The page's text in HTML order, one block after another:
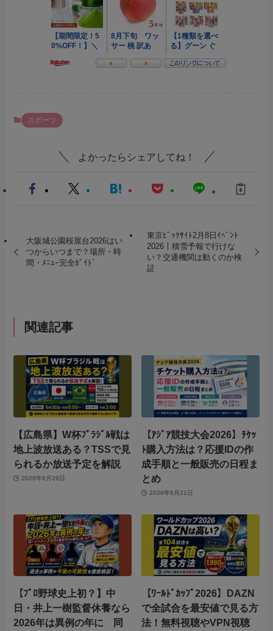
スポーツ
よかったらシェアしてね！
大阪城公園桜屋台2026はい
つからいつまで？場所・時
間・ﾒﾆｭｰ完全ｶﾞｲﾄﾞ
東京ﾋﾞｯｸｻｲﾄ2月8日ｲﾍﾞﾝﾄ
2026｜積雪予報で行けな
い？交通機関は動くのか検
証
関連記事
【広島県】W杯ﾌﾞﾗｼﾞﾙ戦は
地上波放送ある？TSSで見
られるか放送予定を解説
2026年6月29日
【ｱｼﾞｱ競技大会2026】ﾁｹｯ
ﾄ購入方法は？応援IDの作
成手順と一般販売の日程ま
とめ
2026年6月21日
【ﾌﾟﾛ野球史上初？】中
日・井上一樹監督休養なら
2026年は異例の年に 同
【ﾜｰﾙﾄﾞｶｯﾌﾟ2026】DAZN
で全試合を最安値で見る方
法！無料視聴やVPN視聴